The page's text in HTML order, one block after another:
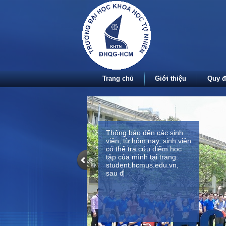
Thông báo đến các sinh
viên, từ hôm nay, sinh viên
có thể tra cứu điểm học
tập của mình tại trang:
student.hcmus.edu.vn,
sau đó vào mục kết quả
học
Trang chủ Giới thiệu Quy